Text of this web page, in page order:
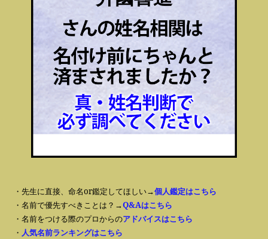
・先生に直接、命名or鑑定してほしい→個人鑑定はこちら
・名前で優先すべきことは？→Q&Aはこちら
・名前をつける際のプロからのアドバイスはこちら
・ 人気名前ランキングはこちら